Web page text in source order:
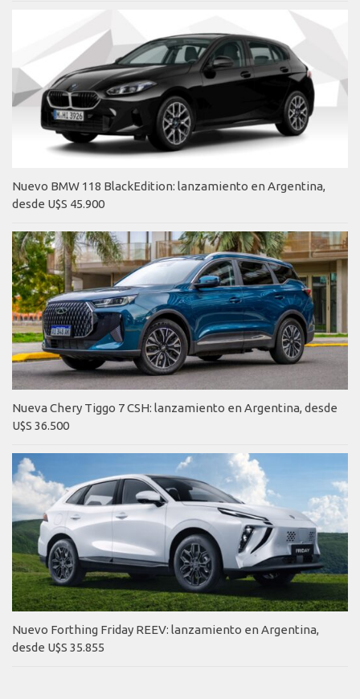
Nuevo BMW 118 BlackEdition: lanzamiento en Argentina,
desde U$S 45.900
Nueva Chery Tiggo 7 CSH: lanzamiento en Argentina, desde
U$S 36.500
Nuevo Forthing Friday REEV: lanzamiento en Argentina,
desde U$S 35.855